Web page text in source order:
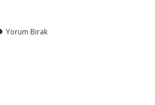
Yorum Bırak